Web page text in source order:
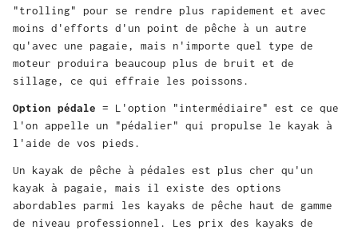
"trolling" pour se rendre plus rapidement et avec
moins d'efforts d'un point de pêche à un autre
qu'avec une pagaie, mais n'importe quel type de
moteur produira beaucoup plus de bruit et de
sillage, ce qui effraie les poissons.
Option pédale = L'option "intermédiaire" est ce que
l'on appelle un "pédalier" qui propulse le kayak à
l'aide de vos pieds.
Un kayak de pêche à pédales est plus cher qu'un
kayak à pagaie, mais il existe des options
abordables parmi les kayaks de pêche haut de gamme
de niveau professionnel. Les prix des kayaks de